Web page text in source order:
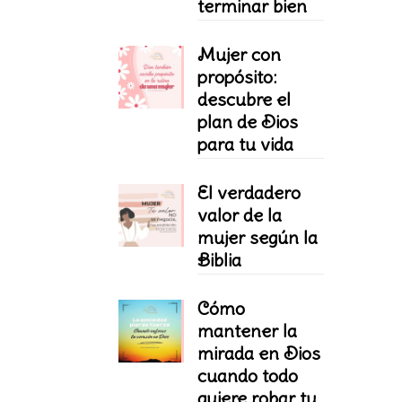
terminar bien
Mujer con
propósito:
descubre el
plan de Dios
para tu vida
El verdadero
valor de la
mujer según la
Biblia
Cómo
mantener la
mirada en Dios
cuando todo